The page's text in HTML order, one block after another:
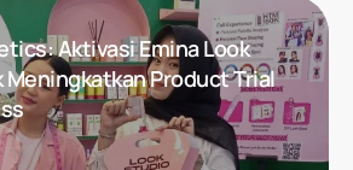
Explore All Work
Aktivasi Emina Look
Product Trial